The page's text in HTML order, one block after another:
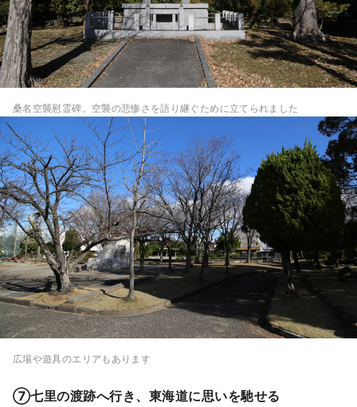
桑名空襲慰霊碑。空襲の悲惨さを語り継ぐために立てられました
広場や遊具のエリアもあります
⑦七里の渡跡へ行き、東海道に思いを馳せる